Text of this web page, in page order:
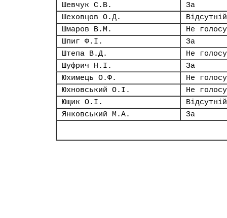
Шевчук С.В.
За
Шеховцов О.Д.
Відсутній
Шмаров В.М.
Не
Шпиг Ф.І.
За
Штепа В.Д.
Не
Шуфрич Н.І.
За
Юхимець О.Ф.
Не
Юхновський О.І.
Не
Ющик О.І.
Відсутній
Янковський М.А.
За